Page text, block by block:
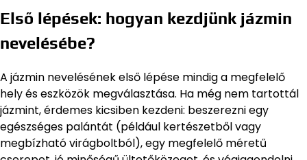
Első lépések: hogyan kezdjünk jázmin
nevelésébe?
A jázmin nevelésének első lépése mindig a megfelelő
hely és eszközök megválasztása. Ha még nem tartottál
jázmint, érdemes kicsiben kezdeni: beszerezni egy
egészséges palántát (például kertészetből vagy
megbízható virágboltból), egy megfelelő méretű